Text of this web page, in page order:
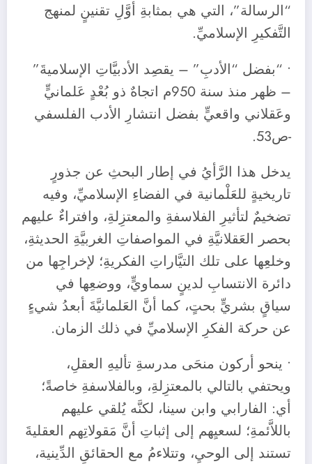
“الرسالة”، التي هي بمثابةِ أوَّلِ تقنينٍ لمنهج
التَّفكيرِ الإسلاميِّ.
• “بفضل “الأدبِ” – يقصِد الأدبيَّاتِ الإسلاميةَ”
– ظهر منذ سنة 950م اتجاهٌ ذو بُعْدٍ عَلمانيٍّ
وعَقلاني واقعيٍّ بفضل انتشارِ الأدب الفلسفي
-ص53.
يدخل هذا الرَّأيُ في إطار البحثِ عن جذورٍ
تاريخيةٍ للعَلْمانية في الفضاءِ الإسلاميِّ، وفيه
تضخيمٌ لتأثيرِ الفلاسفةِ والمعتزِلةِ، وافتراءٌ عليهم
بحصر العَقلانيَّةِ في المواصفاتِ الغربيَّةِ الحديثةِ،
وخلعِها على تلك التيَّاراتِ الفكريةِ؛ لإخراجِها من
دائرة الانتسابِ لدينٍ سماويٍّ، ووضعِها في
سياقٍ بشريٍّ بحتٍ، كما أنَّ العَلمانيَّةَ أبعدُ شيءٍ
عن حركة الفكرِ الإسلاميِّ في ذلك الزمان.
• ينحو أركون منحَى مدرسةِ تأليهِ العقلِ،
ويحتفي بالتالي بالمعتزِلةِ، وبالفلاسفةِ خاصةً؛
أي: الفارابي وابن سينا، لكنَّه يُلقي عليهم
باللاَّئمةِ؛ لسعيِهم إلى إثباتِ أنَّ مَقولاتِهم العقليةَ
تستند إلى الوحيِ، وتتلاءمُ مع الحقائقِ الدِّينية،